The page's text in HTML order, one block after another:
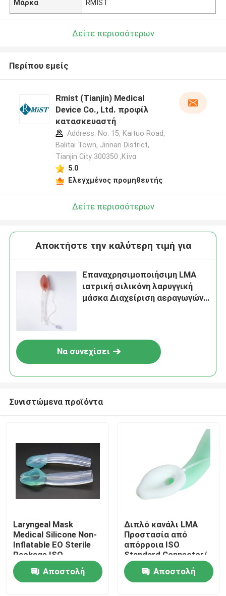
Αρχική Σελίδα
Προϊόντα
Μάρκα RMIST
Δείτε περισσότερων
Περίπου εμείς
Rmist (Tianjin) Medical
Device Co., Ltd. προφίλ
κατασκευαστή
Address: No. 15, Kaituo Road,
Balitai Town, Jinnan District,
Tianjin City 300350 ,Κίνα
5.0
Ελεγχμένος προμηθευτής
Δείτε περισσότερων
Αποκτήστε την καλύτερη τιμή για
Επαναχρησιμοποιήσιμη LMA
ιατρική σιλικόνη λαρυγγική
μάσκα Διαχείριση αεραγωγών
Να συνεχίσει
Συνιστώμενα προϊόντα
Laryngeal Mask
Medical Silicone Non-
Inflatable EO Sterile
Package ISO
Certificated
Αποστολή
Διπλό κανάλι LMA
Προστασία από
απόρροια ISO
Standard Connector/
Medical Silicone
Structure/ CE ISO
Αποστολή